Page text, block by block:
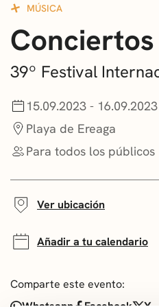
NOTICIAS
GETXO KULTURA
ASOCIACIONES
MÚSICA
39º Festival
15.09.2023 - 16.09.2023
Playa de Ereaga
Para todos los públicos
Ver ubicación
Añadir a tu calendario
Comparte este evento: